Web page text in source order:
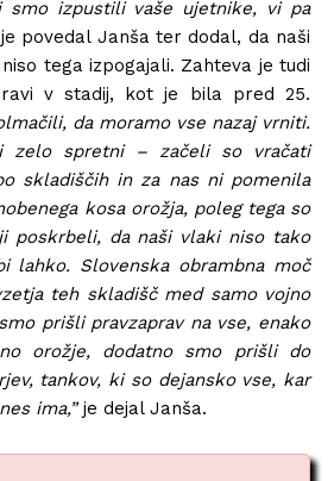
smo izpustili vaše ujetnike, vi pa
je povedal Janša ter dodal, da naši
tega izpogajali. Zahteva je tudi
v stadij, kot je bila pred 25.
da moramo vse nazaj vrniti.
zelo spretni – začeli so vračati
skladiščih in za nas ni pomenila
kosa orožja, poleg tega so
poskrbeli, da naši vlaki niso tako
lahko. Slovenska obrambna moč
teh skladišč med samo vojno
prišli pravzaprav na vse, enako
orožje, dodatno smo prišli do
tankov, ki so dejansko vse, kar
ima,”je dejal Janša.